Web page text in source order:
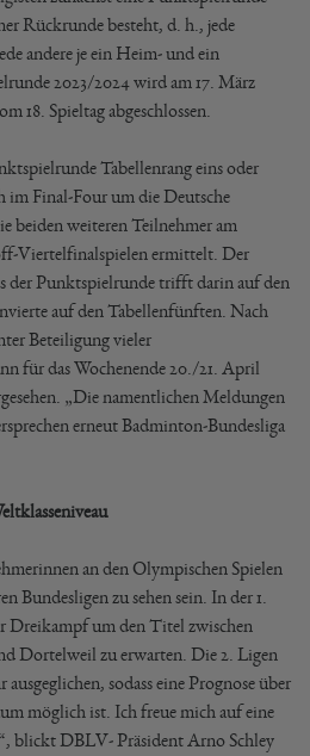
Rückrunde besteht, d. h., jede
andere je ein Heim- und ein
2023/2024 wird am 17. März
18. Spieltag abgeschlossen.
Tabellenrang eins oder
im Final-Four um die Deutsche
beiden weiteren Teilnehmer am
Viertelfinalspielen ermittelt. Der
der Punktspielrunde trifft darin auf den
auf den Tabellenfünften. Nach
Beteiligung vieler
für das Wochenende 20./21. April
„Die namentlichen Meldungen
erneut Badminton-Bundesliga
an den Olympischen Spielen
Bundesligen zu sehen sein. In der 1.
Dreikampf um den Titel zwischen
Dortelweil zu erwarten. Die 2. Ligen
sodass eine Prognose über
möglich ist. Ich freue mich auf eine
blickt DBLV- Präsident Arno Schley